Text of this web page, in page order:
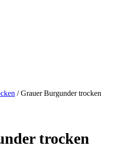
/ Grauer Burgunder trocken
trocken